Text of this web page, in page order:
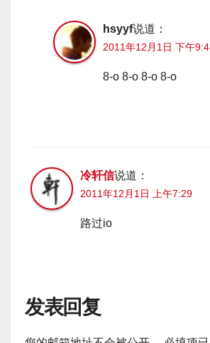
hsyyf说道：
2011年12月1日 下午
8-o 8-o 8-o 8-o
冷轩信说道：
2011年12月1日 上午7:29
路过io
发表回复